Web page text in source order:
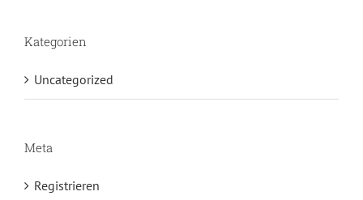
Kategorien
Uncategorized
Meta
Registrieren